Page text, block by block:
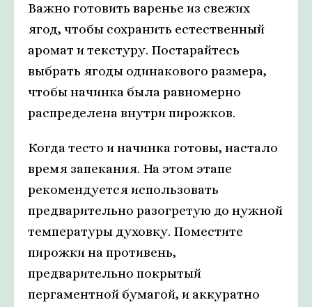
Важно готовить варенье из свежих
ягод, чтобы сохранить естественный
аромат и текстуру. Постарайтесь
выбрать ягоды одинакового размера,
чтобы начинка была равномерно
распределена внутри пирожков.
Когда тесто и начинка готовы, настало
время запекания. На этом этапе
рекомендуется использовать
предварительно разогретую до нужной
температуры духовку. Поместите
пирожки на противень,
предварительно покрытый
пергаментной бумагой, и аккуратно